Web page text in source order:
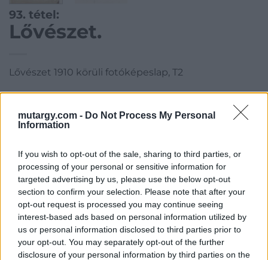
mutargy.com - Do Not Process My Personal
Information
If you wish to opt-out of the sale, sharing to third parties, or
processing of your personal or sensitive information for
targeted advertising by us, please use the below opt-out
section to confirm your selection. Please note that after your
opt-out request is processed you may continue seeing
interest-based ads based on personal information utilized by
us or personal information disclosed to third parties prior to
your opt-out. You may separately opt-out of the further
disclosure of your personal information by third parties on the
93. tétel:
Lővészet.
Lővészet 1910 körüli fotóképeslap, T2
Kikiáltási ár:2 000Ft
Aukció adatai
Aukció neve: 1. Műtárgy Árverés
Aukció dátuma: 2025.01.28
Aukció ideje: 20:00
https://valient.hu
Tételszám: 93